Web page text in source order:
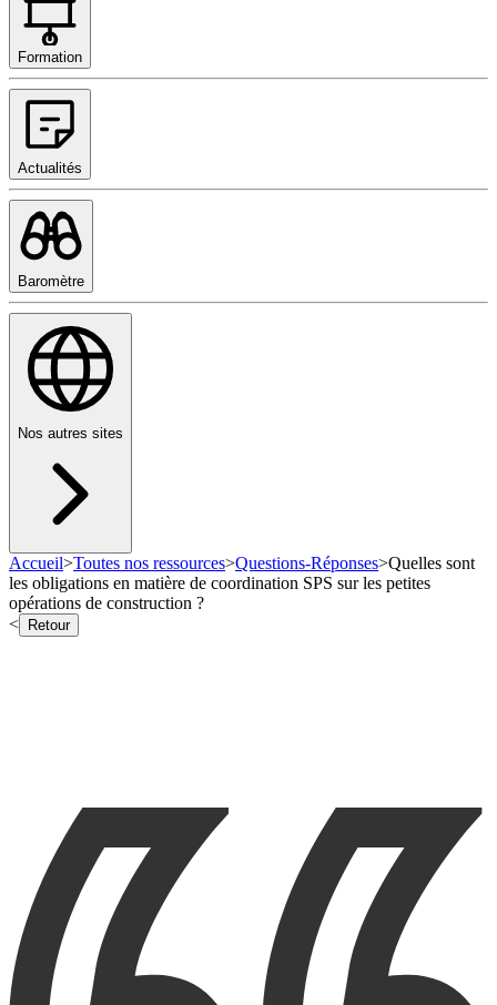
Formation
Actualités
Baromètre
Nos autres sites
Accueil>Toutes nos ressources>Questions-Réponses>Quelles sont
les obligations en matière de coordination SPS sur les petites
opérations de construction ?
<
Retour